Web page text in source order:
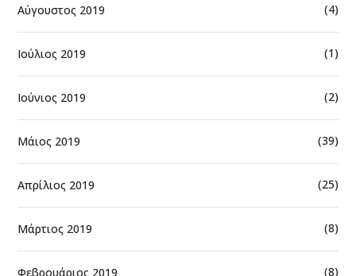
Αύγουστος 2019 (4)
Ιούλιος 2019 (1)
Ιούνιος 2019 (2)
Μάιος 2019 (39)
Απρίλιος 2019 (25)
Μάρτιος 2019 (8)
Φεβρουάριος 2019 (8)